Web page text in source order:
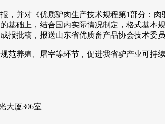
并对《优质驴肉生产技术规程第1部分：肉
基础上，结合国内实际情况制定，格式基
报批稿，报送山东省优质畜产品协会技术委
养殖、屠宰等环节，促进我省驴产业可持续
大厦306室